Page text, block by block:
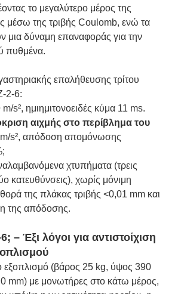
το μεγαλύτερο μέρος της
μέσω της τριβής Coulomb, ενώ τα
μια δύναμη επαναφοράς για την
πυθμένα.
επαλήθευσης τρίτου
2-6:
s², ημιημιτονοειδές κύμα 11 ms.
αιχμής στο περίβλημα του
s², απόδοση απομόνωσης
χτυπήματα (τρεις
κατευθύνσεις), χωρίς μόνιμη
της πλάκας τριβής <0,01 mm και
της απόδοσης.
– Έξι λόγοι για αντιστοίχιση
εξοπλισμό (βάρος 25 kg, ύψος 390
mm) με μονωτήρες στο κάτω μέρος,